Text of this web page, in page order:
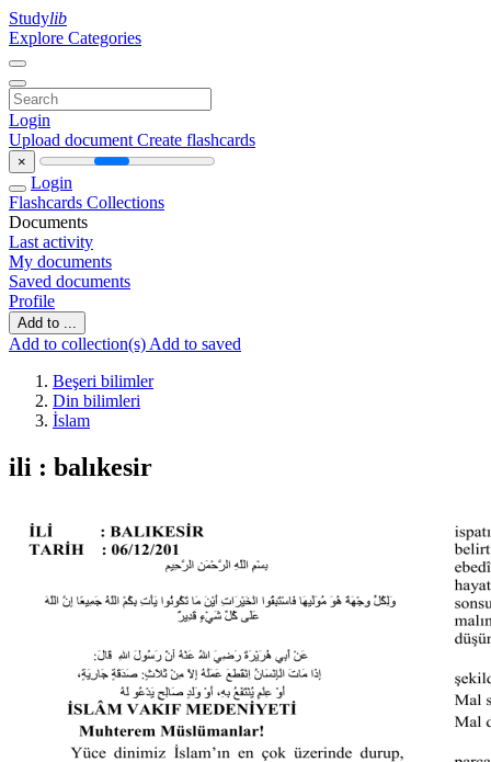
Studylib
Explore Categories
Login
Upload document Create flashcards
×
Login
Flashcards Collections
Documents
Last activity
My documents
Saved documents
Profile
Add to ...
Add to collection(s) Add to saved
Beşeri bilimler
Din bilimleri
İslam
ili : balıkesir